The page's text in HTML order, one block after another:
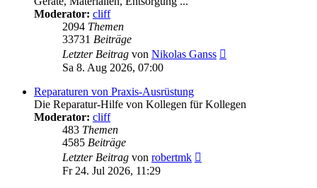
Moderator: cliff
2094 Themen
33731 Beiträge
Letzter Beitrag von Nikolas Ganss
Sa 8. Aug 2026, 07:00
Reparaturen von Praxis-Ausrüstung
Die Reparatur-Hilfe von Kollegen für Kollegen
Moderator: cliff
483 Themen
4585 Beiträge
Letzter Beitrag von robertmk
Fr 24. Jul 2026, 11:29